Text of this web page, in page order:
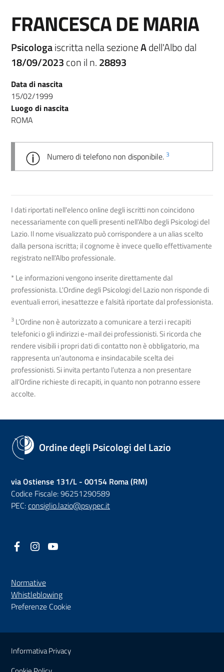
FRANCESCA DE MARIA
Psicologaiscritta nella sezioneAdell'Albo dal
18/09/2023con il n.28893
Data di nascita
15/02/1999
Luogo di nascita
ROMA
Numero di telefono non disponibile. 3
I dati riportati nell'elenco online degli iscritti non coincidono
necessariamente con quelli presenti nell’Albo degli Psicologi del
Lazio. Il nome visualizzato può corrispondere a un alias scelto
dalla persona iscritta; il cognome è invece quello effettivamente
registrato nell’Albo professionale.
* Le informazioni vengono inserite direttamente dal
professionista. L'Ordine degli Psicologi del Lazio non risponde di
eventuali errori, inesattezze e falsità riportate dal professionista.
3 L’Ordine non è autorizzato a comunicare a terzi i recapiti
telefonici o gli indirizzi e-mail dei professionisti. Si ricorda che
rendere visibili i propri dati di contatto non è obbligatorio, ma
rappresenta un’autonoma e insindacabile scelta dei
professionisti. Si invita pertanto l’utenza a non presentare
all’Ordine richieste di recapiti, in quanto non potranno essere
accolte.
Ordine degli Psicologi del Lazio
via Ostiense 131/L - 00154 Roma (RM)
Codice Fiscale: 96251290589
PEC:consiglio.lazio@psypec.it
Facebook
(nuova scheda - new tab)
Instagram
(nuova scheda - new tab)
Normative
Whistleblowing(nuova scheda - new tab)
Preferenze Cookie
Sezione Link Utili
Informativa Privacy